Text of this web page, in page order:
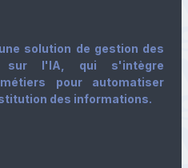
solution de gestion des
sur l'IA, qui s'intègre
pour automatiser
des informations.